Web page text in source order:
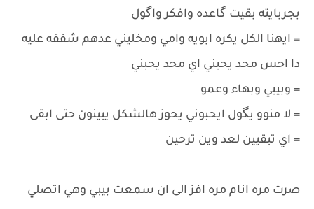
بجربايته بقيت گاعده وافكر واگول
= ايهنا الكل يكره ابويه وامي ومخليني عدهم شفقه عليه
دا احس محد يحبني اي محد يحبني
= وبيبي وبهاء وعمو
= لا منوو يگول ايحبوني يحوز هالشكل يبينون حتى ابقى
= اي تبقيين لعد وين ترحين
صرت مره انام مره افز الى ان سمعت بيبي وهي اتصلي